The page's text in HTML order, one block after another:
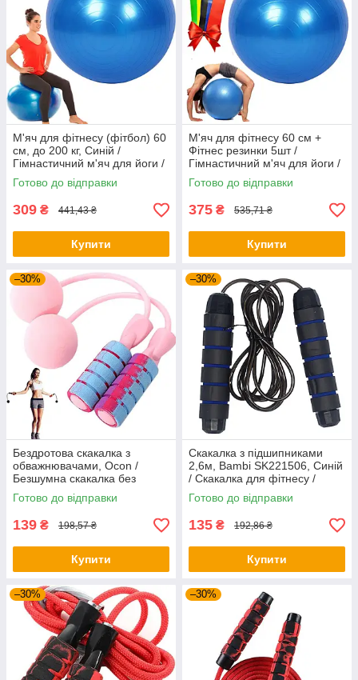
М'яч для фітнесу (фітбол) 60
см, до 200 кг, Синій /
Гімнастичний м'яч для йоги /
Фітнес-м'яч для пілатесу
Готово до відправки
309 ₴ 441,43 ₴
Купити
М'яч для фітнесу 60 см +
Фітнес резинки 5шт /
Гімнастичний м'яч для йоги /
Фітнес-м'яч для пілатесу
Готово до відправки
375 ₴ 535,71 ₴
Купити
–30%
Бездротова скакалка з
обважнювачами, Ocon /
Безшумна скакалка без
шнура / Скакалка з кульками
Готово до відправки
139 ₴ 198,57 ₴
Купити
–30%
Скакалка з підшипниками
2,6м, Bambi SK221506, Синій
/ Скакалка для фітнесу /
Скакалка для спорту
Готово до відправки
135 ₴ 192,86 ₴
Купити
–30% –30%